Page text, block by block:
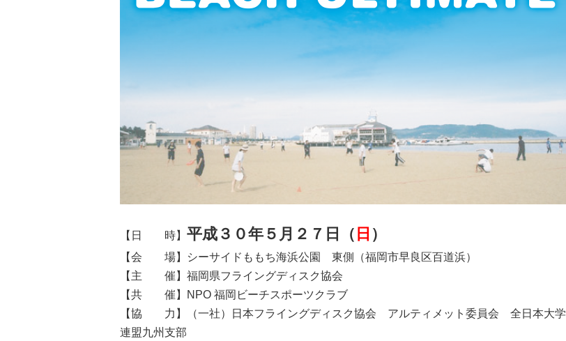
【日 時】 平成３０年５月２７日（ 日 ）
【会 場】シーサイドももち海浜公園 東側（福岡市早良区百道浜）
【主 催】福岡県フライングディスク協会
【共 催】NPO 福岡ビーチスポーツクラブ
【協 力】（一社）日本フライングディスク協会 アルティメット委員会 全日本大学
連盟九州支部